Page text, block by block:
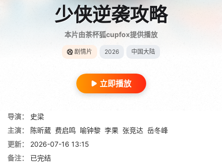
少侠逆袭攻略
本片由茶杯狐cupfox提供播放
剧情片 2026 中国大陆
立即播放
导演：
史梁
主演：
陈昕葳 费启鸣 喻钟黎 李果 张竞达 岳冬峰
更新：
2026-07-16 13:15
备注：
已完结